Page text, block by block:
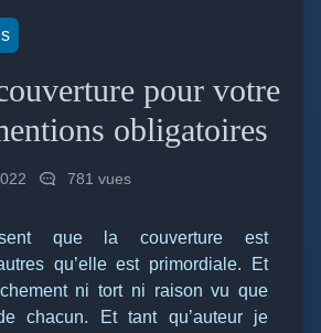
pour votre
obligatoires
781 vues
que la couverture est
qu’elle est primordiale. Et
ni tort ni raison vu que
chacun. Et tant qu’auteur je